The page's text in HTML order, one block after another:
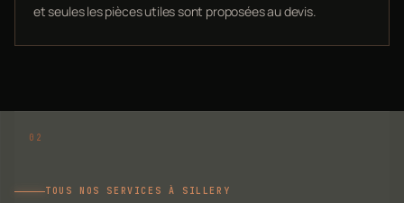
et seules les pièces utiles sont proposées au devis.
TOUS NOS SERVICES À SILLERY